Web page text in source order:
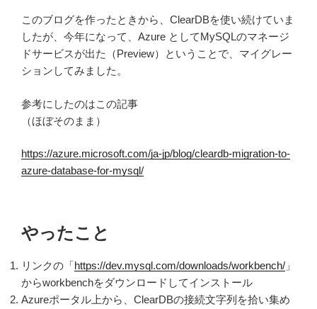
このブログを作ったときから、ClearDBを使い続けていま
したが、今年になって、Azure としてMySQLのマネージ
ドサービスが出た（Preview）ということで、マイグレー
ションしてみました。
参考にしたのはこの記事
（ほぼそのまま）
https://azure.microsoft.com/ja-jp/blog/cleardb-migration-to-
azure-database-for-mysql/
やったこと
リンクの「https://dev.mysql.com/downloads/workbench/ 」
からworkbenchをダウンロードしてインストール
Azureポータル上から、ClearDBの接続文字列を拾い集め